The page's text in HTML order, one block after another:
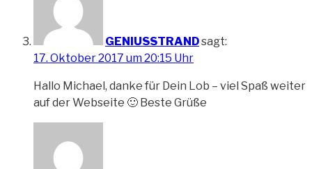
GENIUSSTRANDsagt:
17. Oktober 2017 um 20:15 Uhr
Hallo Michael, danke für Dein Lob – viel Spaß weiter
auf der Webseite 🙂 Beste Grüße